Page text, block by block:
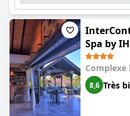
dans cet hôtel de premier
Spa by
8,6 Très